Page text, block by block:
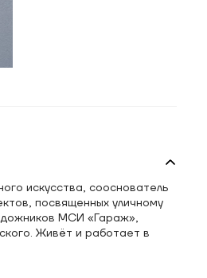
искусства, сооснователь
посвященных уличному
МСИ «Гараж»,
Живёт и работает в